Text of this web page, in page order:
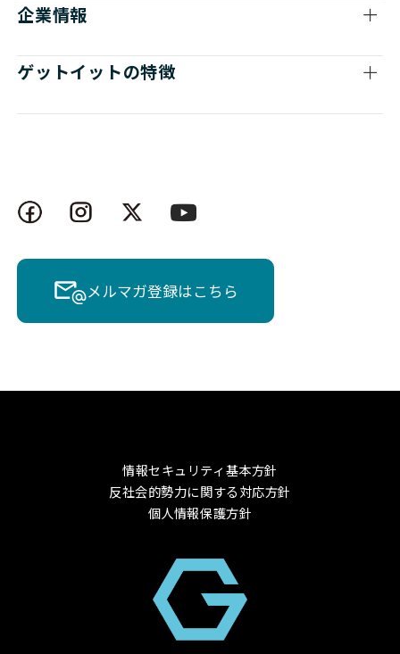
企業情報
ゲットイットの特徴
メルマガ登録はこちら
情報セキュリティ基本方針
反社会的勢力に関する対応方針
個人情報保護方針